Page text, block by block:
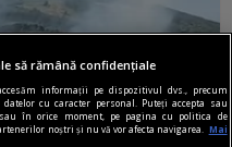
să rămână confidențiale
informații pe dispozitivul dvs., precum
cu caracter personal. Puteți accepta sau
în orice moment, pe pagina cu politica de
noștri și nu vă vor afecta navigarea.
Mai